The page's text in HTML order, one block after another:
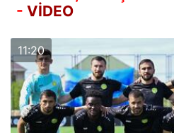
- VİDEO
11:20